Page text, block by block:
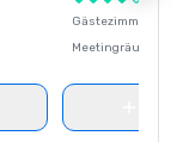
Gästezimmer
Meetingräume